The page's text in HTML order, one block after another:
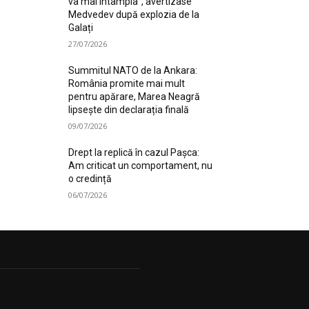
Medvedev după explozia de la
Galați
27/07/2026
Summitul NATO de la Ankara:
România promite mai mult
pentru apărare, Marea Neagră
lipsește din declarația finală
09/07/2026
Drept la replică în cazul Pașca:
Am criticat un comportament, nu
o credință
06/07/2026